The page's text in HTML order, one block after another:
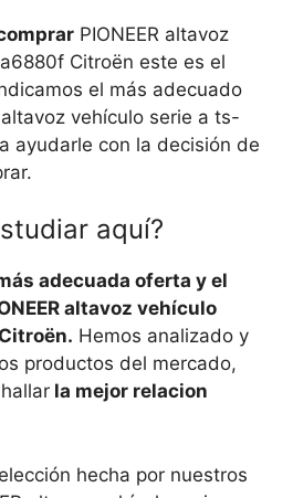
PIONEER altavoz
Citroën este es el
el más adecuado
vehículo serie a ts-
ayudarle con la decisión de
aquí?
adecuada oferta y el
altavoz vehículo
Hemos analizado y
productos del mercado,
la mejor relacion
hecha por nuestros